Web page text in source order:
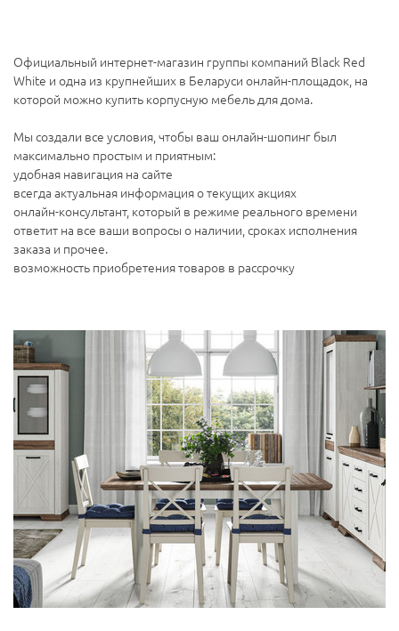
Официальный интернет-магазин группы компаний Black Red
White и одна из крупнейших в Беларуси онлайн-площадок, на
которой можно купить корпусную мебель для дома.
Мы создали все условия, чтобы ваш онлайн-шопинг был
максимально простым и приятным:
удобная навигация на сайте
всегда актуальная информация о текущих акциях
онлайн-консультант, который в режиме реального времени
ответит на все ваши вопросы о наличии, сроках исполнения
заказа и прочее.
возможность приобретения товаров в рассрочку